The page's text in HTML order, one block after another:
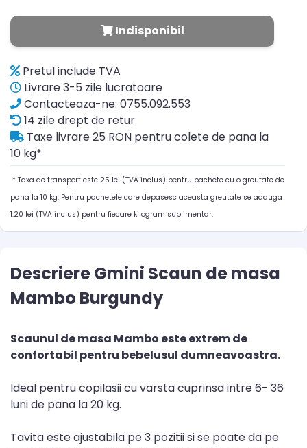
Indisponibil
Pretul include TVA
Livrare 3-5 zile lucratoare
Contacteaza-ne: 0755.092.553
14 zile drept de retur
Taxe livrare 25 RON pentru colete de pana la
10 kg*
* Taxa de transport este 25 lei (TVA inclus) pentru pachete cu o greutate de
pana la 10 kg. Pentru pachetele care depasesc aceasta greutate se adauga
1.20 lei (TVA inclus) pentru fiecare kilogram suplimentar.
Descriere Gmini Scaun de masa
Mambo Burgundy
Scaunul de masa Mambo este extrem de
confortabil pentru bebelusul dumneavoastra.
Ideal pentru copilasii cu varsta cuprinsa intre 6- 36
luni de pana la 20 kg.
Tavita este ajustabila pe 3 pozitii si se poate da pe